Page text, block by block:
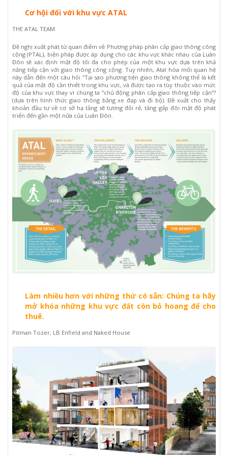
Cơ hội đối với khu vực ATAL
THE ATAL TEAM
Đề nghị xuất phát từ quan điểm về Phương pháp phân cấp giao thông công
cộng (PTAL), biện pháp được áp dụng cho các khu vực khác nhau của Luân
Đôn sẽ xác định mật độ tối đa cho phép của một khu vực dựa trên khả
năng tiếp cận với giao thông công cộng. Tuy nhiên, Atal hóa mối quan hệ
này dẫn đến một câu hỏi “Tại sao phương tiện giao thông không thể là kết
quả của mật độ cần thiết trong khu vực, và được tạo ra tùy thuộc vào mức
độ của khu vực thay vì chúng ta “chủ động phân cấp giao thông tiếp cận”?
(dựa trên hình thức giao thông bằng xe đạp và đi bộ). Đề xuất cho thấy
khoản đầu tư về cơ sở hạ tầng sẽ tương đối rẻ, tăng gấp đôi mật độ phát
triển đến gần một nửa của Luân Đôn.
Làm nhiều hơn với những thứ có sẵn: Chúng ta hãy
mở khóa những khu vực đất còn bỏ hoang để cho
thuê.
Pitman Tozer, LB Enfield and Naked House